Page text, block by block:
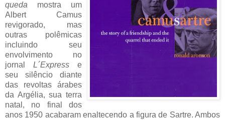
queda mostra um
Albert Camus
revigorado, mas
outras polêmicas
incluindo seu
envolvimento no
jornal L´Express e
seu silêncio diante
das revoltas árabes
da Argélia, sua terra
natal, no final dos
anos 1950 acabaram enaltecendo a figura de Sartre. Ambos